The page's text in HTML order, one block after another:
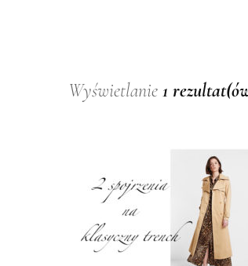
Wyświetlanie 1